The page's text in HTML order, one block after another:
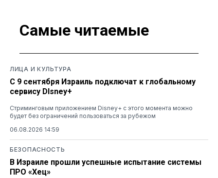
Самые читаемые
ЛИЦА И КУЛЬТУРА
С 9 сентября Израиль подключат к глобальному
сервису DIsney+
Стриминговым приложением Disney+ с этого момента можно
будет без ограничений пользоваться за рубежом
06.08.2026 14:59
БЕЗОПАСНОСТЬ
В Израиле прошли успешные испытание системы
ПРО «Хец»